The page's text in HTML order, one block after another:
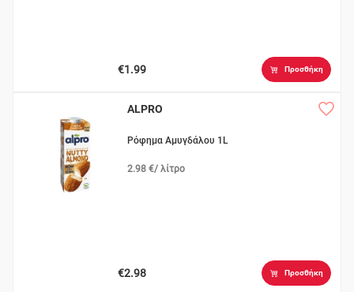
€1.99 Προσθήκη
ALPRO
Ρόφημα Αμυγδάλου 1L
2.98 €/ λίτρο
€2.98 Προσθήκη